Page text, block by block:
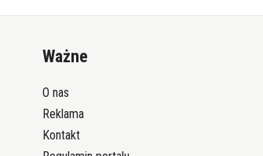
Ważne
O nas
Reklama
Kontakt